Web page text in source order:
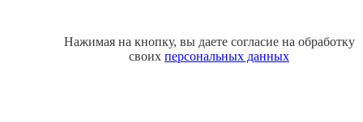
Нажимая на кнопку, вы даете согласие на обработку
своих персональных данных